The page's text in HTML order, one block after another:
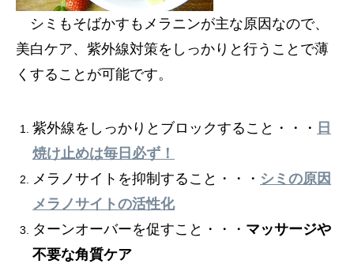
シミもそばかすもメラニンが主な原因なので、
美白ケア、紫外線対策をしっかりと行うことで薄
くすることが可能です。
紫外線をしっかりとブロックすること・・・ 日
焼け止めは毎日必ず！
メラノサイトを抑制すること・・・ シミの原因
メラノサイトの活性化
ターンオーバーを促すこと・・・ マッサージや
不要な角質ケア